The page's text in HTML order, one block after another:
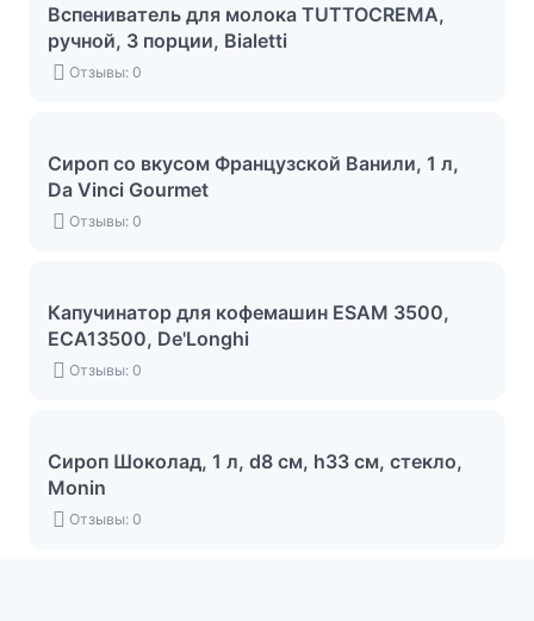
Вспениватель для молока TUTTOCREMA,
ручной, 3 порции, Bialetti
Отзывы: 0
Сироп со вкусом Французской Ванили, 1 л,
Da Vinci Gourmet
Отзывы: 0
Капучинатор для кофемашин ESAM 3500,
ECA13500, De'Longhi
Отзывы: 0
Сироп Шоколад, 1 л, d8 см, h33 см, стекло,
Monin
Отзывы: 0